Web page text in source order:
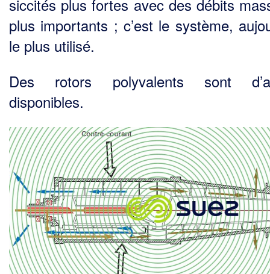
siccités plus fortes avec des débits
plus importants ; c’est le système,
le plus utilisé.
Des rotors polyvalents sont
disponibles.